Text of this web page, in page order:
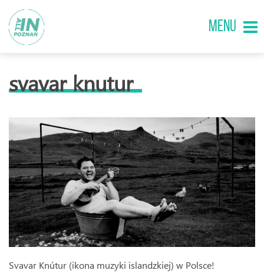
MENU
svavar knutur
Svavar Knútur (ikona muzyki islandzkiej) w Polsce!